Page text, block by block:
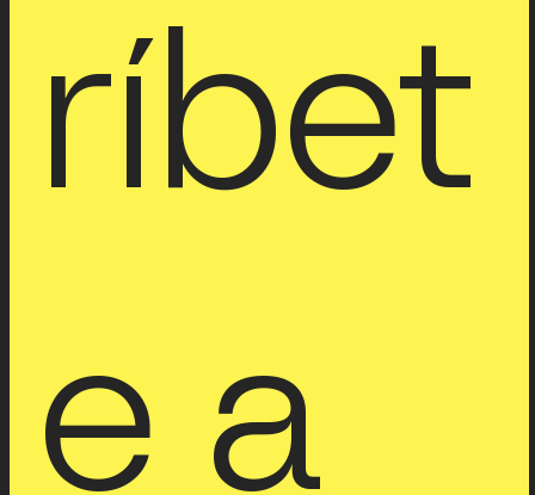
ríbet
e a